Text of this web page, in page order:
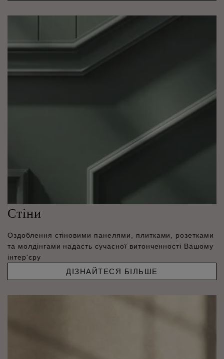
Стіни
Оздоблення стіновими панелями, плитками, розетками
та молдінгами надасть сучасної витонченності Вашому
інтер'єру
ДІЗНАЙТЕСЯ БІЛЬШЕ